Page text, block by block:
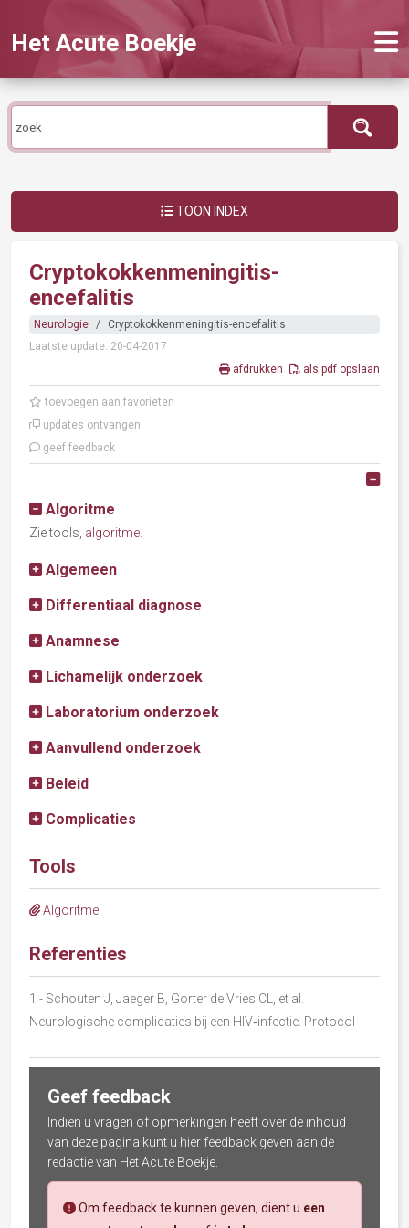
Het Acute Boekje
TOON INDEX
Cryptokokkenmeningitis-
encefalitis
Neurologie
Cryptokokkenmeningitis-encefalitis
Laatste update: 20-04-2017
afdrukken
als pdf opslaan
toevoegen aan favorieten
updates ontvangen
geef feedback
Algoritme
Zie tools, algoritme
Algemeen
Differentiaal diagnose
Anamnese
Lichamelijk onderzoek
Laboratorium onderzoek
Aanvullend onderzoek
Beleid
Complicaties
Tools
Algoritme
Referenties
1 - Schouten J, Jaeger B, Gorter de Vries CL, et al.
Neurologische complicaties bij een HIV‐infectie. Protocol
Geef feedback
Indien u vragen of opmerkingen heeft over de inhoud
van deze pagina kunt u hier feedback geven aan de
redactie van Het Acute Boekje.
Om feedback te kunnen geven, dient u een